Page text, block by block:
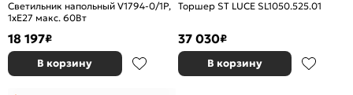
Светильник напольный V1794-0/1P,
1хE27 макс. 60Вт
18 197₽
В корзину
Торшер ST LUCE SL1050.525.01
37 030₽
В корзину